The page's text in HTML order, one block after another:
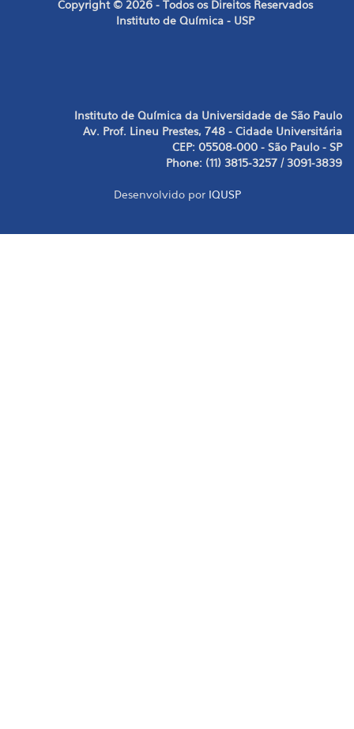
Copyright © 2026 - Todos os Direitos Reservados
Instituto de Química - USP
Instituto de Química da Universidade de São Paulo
Av. Prof. Lineu Prestes, 748 - Cidade Universitária
CEP: 05508-000 - São Paulo - SP
Phone: (11) 3815-3257 / 3091-3839
Desenvolvido por IQUSP